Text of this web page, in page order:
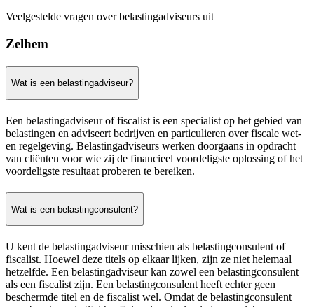
Veelgestelde vragen over belastingadviseurs uit
Zelhem
Wat is een belastingadviseur?
Een belastingadviseur of fiscalist is een specialist op het gebied van
belastingen en adviseert bedrijven en particulieren over fiscale wet-
en regelgeving. Belastingadviseurs werken doorgaans in opdracht
van cliënten voor wie zij de financieel voordeligste oplossing of het
voordeligste resultaat proberen te bereiken.
Wat is een belastingconsulent?
U kent de belastingadviseur misschien als belastingconsulent of
fiscalist. Hoewel deze titels op elkaar lijken, zijn ze niet helemaal
hetzelfde. Een belastingadviseur kan zowel een belastingconsulent
als een fiscalist zijn. Een belastingconsulent heeft echter geen
beschermde titel en de fiscalist wel. Omdat de belastingconsulent